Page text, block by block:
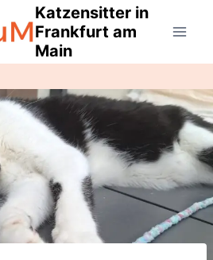
Katzensitter in
Frankfurt am
Main